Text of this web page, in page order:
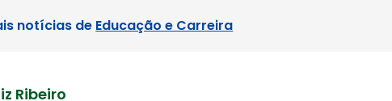
notícias de Educação e Carreira
Ribeiro